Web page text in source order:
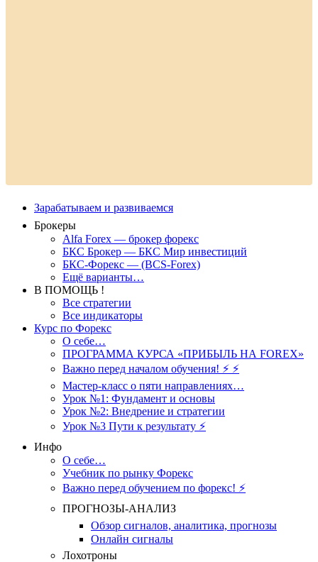
Зарабатываем и развиваемся
Брокеры
Alfa Forex — брокер форекс
БКС Брокер — БКС Мир инвестиций
БКС-Форекс — (BCS-Forex)
Ещё варианты…
В ПОМОЩЬ !
Все стратегии
Все индикаторы
Курс по Форекс
О себе…
ПРОГРАММА КУРСА «ПРИБЫЛЬ НА FOREX»
Важно перед началом обучения! ⚡ ⚡
Мастер-класс о пяти направлениях…
Урок №1: Фундамент и основы
Урок №2: Внедрение и стратегии
Урок №3 Пути к результату ⚡️
Инфо
О себе…
Учебник по рынку Форекс
Важно перед обучением по форекс! ⚡
ПРОГНОЗЫ-АНАЛИЗ
Обзор сигналов, аналитика, прогнозы
Онлайн сигналы
Лохотроны